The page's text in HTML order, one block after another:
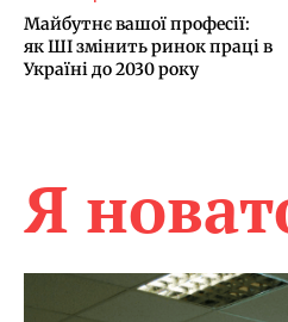
Майбутнє вашої професії:
як ШІ змінить ринок праці в
Україні до 2030 року
Я